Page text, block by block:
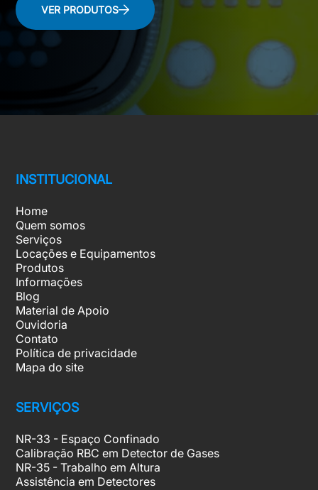
VER PRODUTOS
INSTITUCIONAL
Home
Quem somos
Serviços
Locações e Equipamentos
Produtos
Informações
Blog
Material de Apoio
Ouvidoria
Contato
Política de privacidade
Mapa do site
SERVIÇOS
NR-33 - Espaço Confinado
Calibração RBC em Detector de Gases
NR-35 - Trabalho em Altura
Assistência em Detectores